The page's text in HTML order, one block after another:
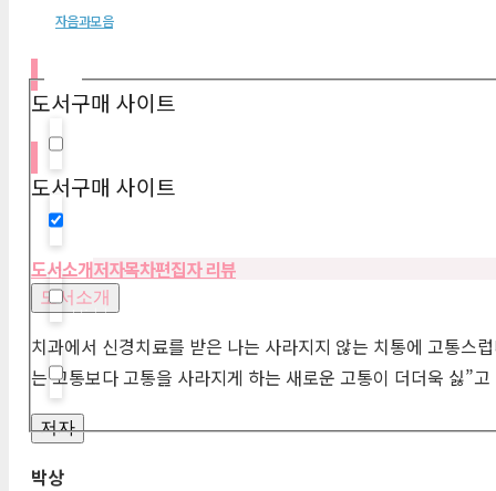
Hidden label
Hidden label
자음과모음
도서구매 사이트
도서구매 사이트
도서소개저자목차편집자 리뷰
도서소개
치과에서 신경치료를 받은 나는 사라지지 않는 치통에 고통스
는 고통보다 고통을 사라지게 하는 새로운 고통이 더더욱 싫”
저자
박상